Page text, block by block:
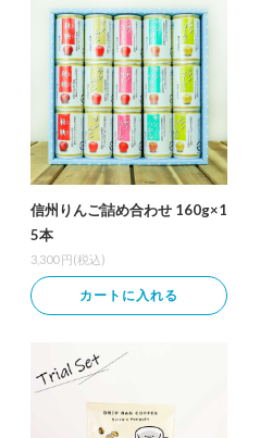
信州りんご詰め合わせ 160g×1
5本
3,300 円(税込)
カートに入れる